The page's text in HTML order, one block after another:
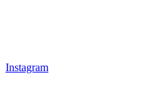
Instagram